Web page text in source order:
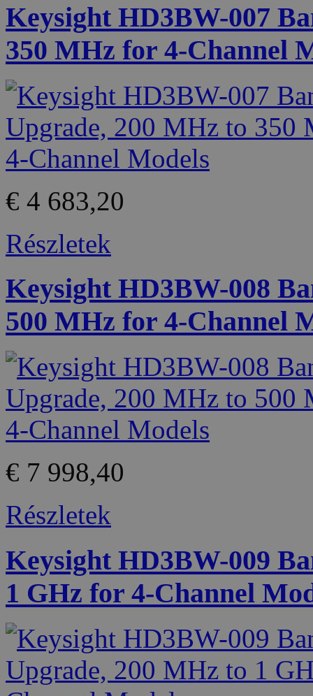
Keysight HD3BW-007
350 MHz for 4-Channel
€ 4 683,20
Részletek
Keysight HD3BW-008
500 MHz for 4-Channel
€ 7 998,40
Részletek
Keysight HD3BW-009
1 GHz for 4-Channel